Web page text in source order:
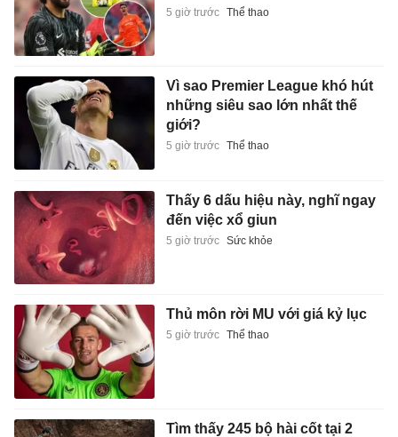
5 giờ trước Thể thao
Vì sao Premier League khó hút
những siêu sao lớn nhất thế
giới?
5 giờ trước Thể thao
Thấy 6 dấu hiệu này, nghĩ ngay
đến việc xổ giun
5 giờ trước Sức khỏe
Thủ môn rời MU với giá kỷ lục
5 giờ trước Thể thao
Tìm thấy 245 bộ hài cốt tại 2